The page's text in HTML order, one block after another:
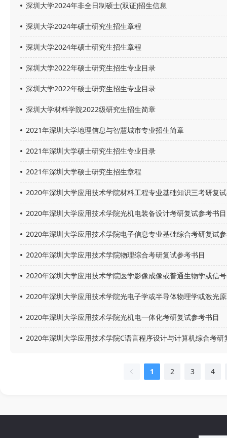
深圳大学2024年非全日制硕士(双证)招生信息
深圳大学2024年硕士研究生招生章程
深圳大学2024年硕士研究生招生章程
深圳大学2022年硕士研究生招生专业目录
深圳大学2022年硕士研究生招生专业目录
深圳大学材料学院2022级研究生招生简章
2021年深圳大学地理信息与智慧城市专业招生简章
2021年深圳大学硕士研究生招生专业目录
2021年深圳大学硕士研究生招生章程
2020年深圳大学应用技术学院材料工程专业基础知识三考研复
2020年深圳大学应用技术学院光机电装备设计考研复试参考书目
2020年深圳大学应用技术学院电子信息专业基础综合考研复试
2020年深圳大学应用技术学院物理综合考研复试参考书目
2020年深圳大学应用技术学院医学影像成像或普通生物学或信
2020年深圳大学应用技术学院光电子学或半导体物理学或激光
2020年深圳大学应用技术学院光机电一体化考研复试参考书目
2020年深圳大学应用技术学院C语言程序设计与计算机综合考研
1 2 3 4